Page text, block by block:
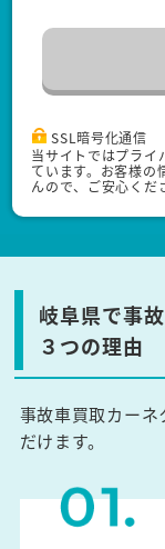
SSL暗号化通信
当サイトではプライ
ています。お客様の
んので、ご安心くだ
岐阜県で事
３つの理由
事故車買取カー
だけます。